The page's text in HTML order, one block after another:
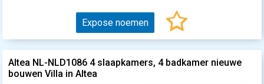
Expose noemen
Altea NL-NLD1086 4 slaapkamers, 4 badkamer nieuwe
bouwen Villa in Altea